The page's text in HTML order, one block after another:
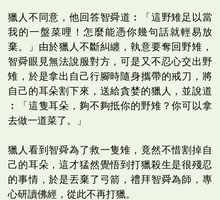
獵人不同意，他回答智舜道︰「這野雉足以當
我的一盤菜哩！怎麼能憑你幾句話就輕易放
棄。」由於獵人不斷糾纏，執意要奪回野雉，
智舜眼見無法說服對方，可是又不忍心交出野
雉，於是拿出自己行腳時隨身攜帶的戒刀，將
自己的耳朵割下來，送給貪婪的獵人，並說道
︰「這隻耳朵，夠不夠抵你的野雉？你可以拿
去做一道菜了。」
獵人看到智舜為了救一隻雉，竟然不惜割掉自
己的耳朵，這才猛然覺悟到打獵殺生是很殘忍
的事情，於是丟棄了弓箭，禮拜智舜為師，專
心研讀佛經，從此不再打獵。